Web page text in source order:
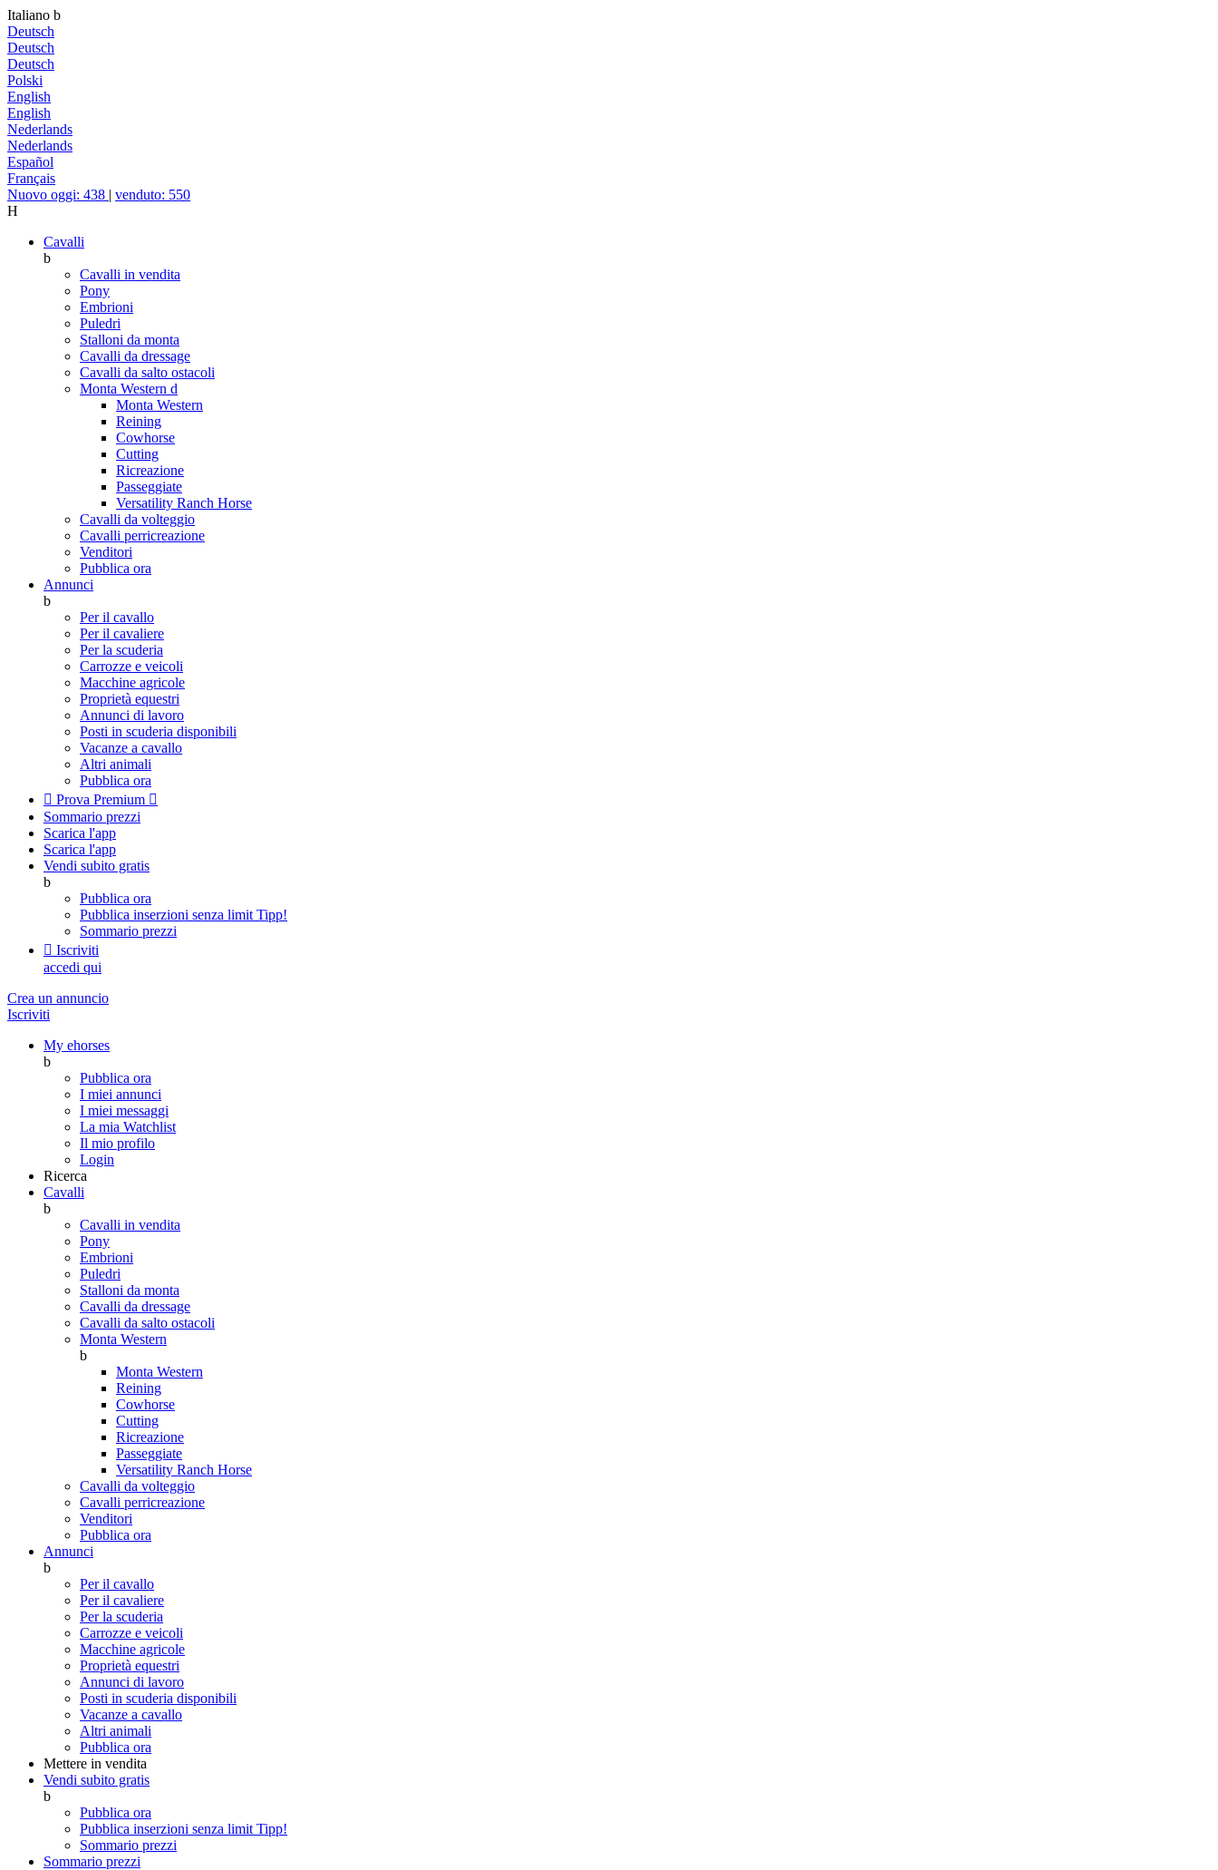
Italiano b
Deutsch
Deutsch
Deutsch
Polski
English
English
Nederlands
Nederlands
Español
Français
Nuovo oggi: 438 | venduto: 550
H
Cavalli
b
Cavalli in vendita
Pony
Embrioni
Puledri
Stalloni da monta
Cavalli da dressage
Cavalli da salto ostacoli
Monta Western d
Monta Western
Reining
Cowhorse
Cutting
Ricreazione
Passeggiate
Versatility Ranch Horse
Cavalli da volteggio
Cavalli perricreazione
Venditori
Pubblica ora
Annunci
b
Per il cavallo
Per il cavaliere
Per la scuderia
Carrozze e veicoli
Macchine agricole
Proprietà equestri
Annunci di lavoro
Posti in scuderia disponibili
Vacanze a cavallo
Altri animali
Pubblica ora
 Prova Premium 
Sommario prezzi
Scarica l'app
Scarica l'app
Vendi subito gratis
b
Pubblica ora
Pubblica inserzioni senza limit Tipp!
Sommario prezzi
 Iscriviti
accedi qui
Crea un annuncio
Iscriviti
My ehorses
b
Pubblica ora
I miei annunci
I miei messaggi
La mia Watchlist
Il mio profilo
Login
Ricerca
Cavalli
b
Cavalli in vendita
Pony
Embrioni
Puledri
Stalloni da monta
Cavalli da dressage
Cavalli da salto ostacoli
Monta Western
b
Monta Western
Reining
Cowhorse
Cutting
Ricreazione
Passeggiate
Versatility Ranch Horse
Cavalli da volteggio
Cavalli perricreazione
Venditori
Pubblica ora
Annunci
b
Per il cavallo
Per il cavaliere
Per la scuderia
Carrozze e veicoli
Macchine agricole
Proprietà equestri
Annunci di lavoro
Posti in scuderia disponibili
Vacanze a cavallo
Altri animali
Pubblica ora
Mettere in vendita
Vendi subito gratis
b
Pubblica ora
Pubblica inserzioni senza limit Tipp!
Sommario prezzi
Sommario prezzi